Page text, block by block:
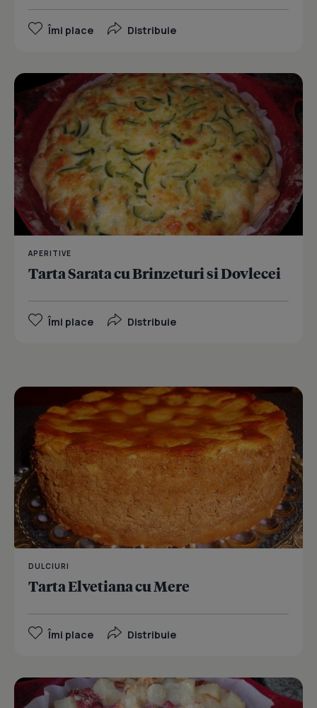
Îmi place Distribuie
APERITIVE
Tarta Sarata cu Brinzeturi si Dovlecei
Îmi place Distribuie
DULCIURI
Tarta Elvetiana cu Mere
Îmi place Distribuie